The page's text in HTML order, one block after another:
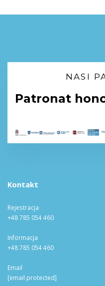
NASI
Patronat
Kontakt
Rejestracja
+48 785 054 460
Informacja
+48 785 054 460
Email
[email protected]